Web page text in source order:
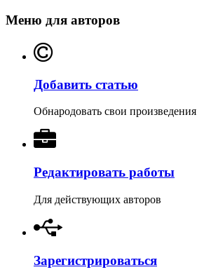
Меню для авторов
Добавить статью
Обнародовать свои произведения
Редактировать работы
Для действующих авторов
Зарегистрироваться